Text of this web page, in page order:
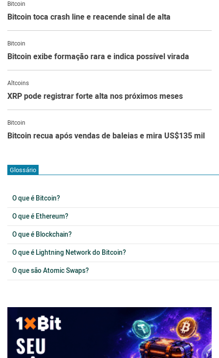
Bitcoin
Bitcoin toca crash line e reacende sinal de alta
Bitcoin
Bitcoin exibe formação rara e indica possível virada
Altcoins
XRP pode registrar forte alta nos próximos meses
Bitcoin
Bitcoin recua após vendas de baleias e mira US$135 mil
Glossário
O que é Bitcoin?
O que é Ethereum?
O que é Blockchain?
O que é Lightning Network do Bitcoin?
O que são Atomic Swaps?